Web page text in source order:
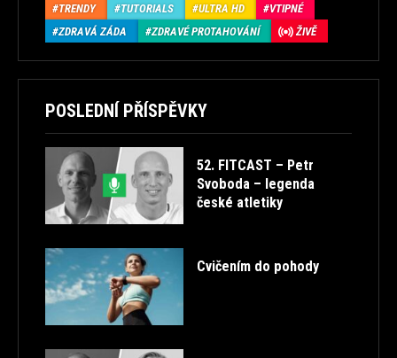
TRENDY
TUTORIALS ULTRA HD
VTIPNÉ
ZDRAVÁ ZÁDA
ZDRAVÉ PROTAHOVÁNÍ ŽIVĚ
POSLEDNÍ PŘÍSPĚVKY
52. FITCAST – Petr
Svoboda – legenda
české atletiky
Cvičením do pohody